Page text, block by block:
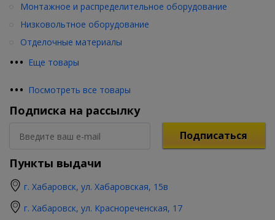
••• Еще товары
Монтажное и распределительное оборудование
Низковольтное оборудование
Отделочные материалы
••• Посмотреть все товары
Подписка на рассылку
Подписаться
Пункты выдачи
г. Хабаровск, ул. Хабаровская, 15в
г. Хабаровск, ул. Краснореченская, 17